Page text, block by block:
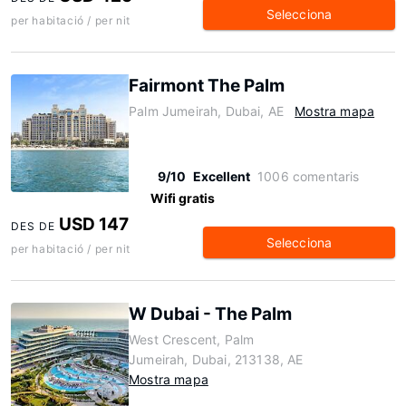
per habitació / per nit Selecciona
Fairmont The Palm
Palm Jumeirah, Dubai, AE Mostra mapa
9/10 Excellent 1006 comentaris
Wifi gratis
DES DE USD 147
per habitació / per nit Selecciona
W Dubai - The Palm
West Crescent, Palm
Jumeirah, Dubai, 213138, AE
Mostra mapa